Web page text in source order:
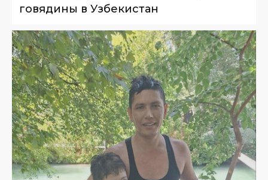
говядины в Узбекистан